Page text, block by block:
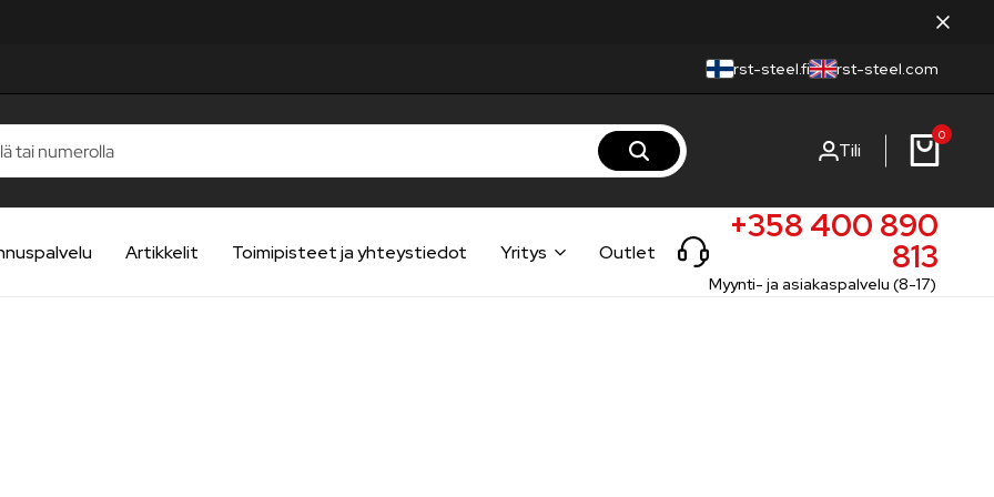
rst-steel.fi rst-steel.com
Tili
0
Artikkelit Toimipisteet ja yhteystiedot Yritys Outlet
+358 400 890
813
Myynti- ja asiakaspalvelu (8-17)